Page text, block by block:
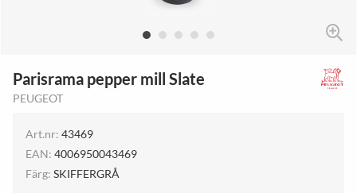
Parisrama pepper mill Slate
PEUGEOT
Art.nr: 43469
EAN: 4006950043469
Färg: SKIFFERGRÅ